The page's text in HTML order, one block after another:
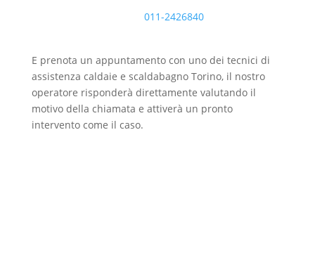
011-2426840
E prenota un appuntamento con uno dei tecnici di
assistenza caldaie e scaldabagno Torino, il nostro
operatore risponderà direttamente valutando il
motivo della chiamata e attiverà un pronto
intervento come il caso.